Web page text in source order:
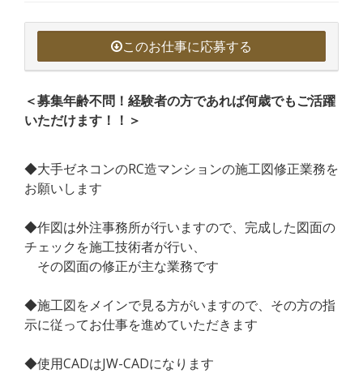
このお仕事に応募する
＜募集年齢不問！経験者の方であれば何歳でもご活躍
いただけます！！＞
◆大手ゼネコンのRC造マンションの施工図修正業務を
お願いします
◆作図は外注事務所が行いますので、完成した図面の
チェックを施工技術者が行い、
その図面の修正が主な業務です
◆施工図をメインで見る方がいますので、その方の指
示に従ってお仕事を進めていただきます
◆使用CADはJW-CADになります